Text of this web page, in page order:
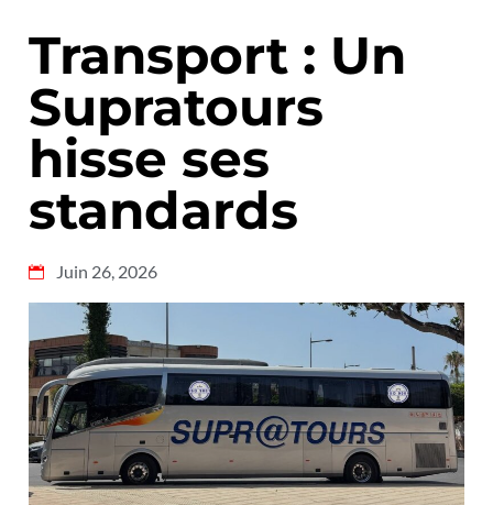
Transport : Un
Supratours
hisse ses
standards
Juin 26, 2026